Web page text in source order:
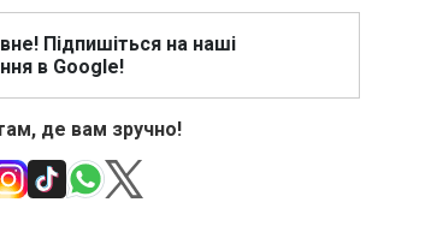
Підпишіться на наші
в Google!
де вам зручно!